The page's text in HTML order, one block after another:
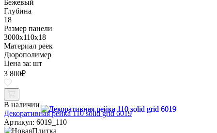
Бежевый
Глубина
18
Размер панели
3000x110x18
Материал реек
Дюрополимер
Цена за: шт
3 800₽
В наличии
Декоративная рейка 110 solid grid 6019
Артикул: 6019_110